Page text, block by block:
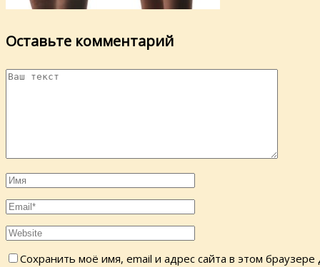
Оставьте комментарий
Сохранить моё имя, email и адрес сайта в этом